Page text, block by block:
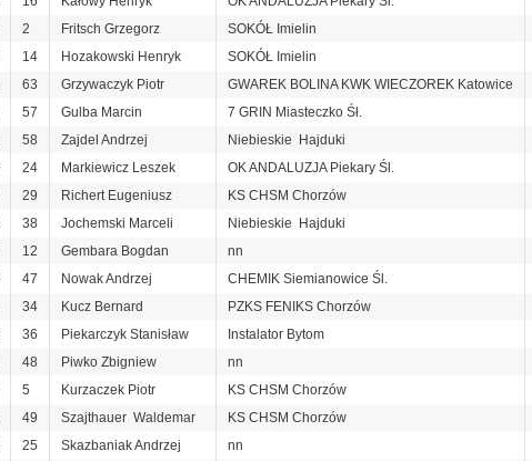
2 Fritsch Grzegorz SOKÓŁ Imielin
14 Hozakowski Henryk SOKÓŁ Imielin
63 Grzywaczyk Piotr GWAREK BOLINA KWK WIECZOREK Katowice
57 Gulba Marcin 7 GRIN Miasteczko Śł.
58 Zajdel Andrzej Niebieskie Hajduki
24 Markiewicz Leszek OK ANDALUZJA Piekary Śl.
29 Richert Eugeniusz KS CHSM Chorzów
38 Jochemski Marceli Niebieskie Hajduki
12 Gembara Bogdan nn
47 Nowak Andrzej CHEMIK Siemianowice Śl.
34 Kucz Bernard PZKS FENIKS Chorzów
36 Piekarczyk Stanisław Instalator Bytom
48 Piwko Zbigniew nn
5 Kurzaczek Piotr KS CHSM Chorzów
49 Szajthauer Waldemar KS CHSM Chorzów
25 Skazbaniak Andrzej nn